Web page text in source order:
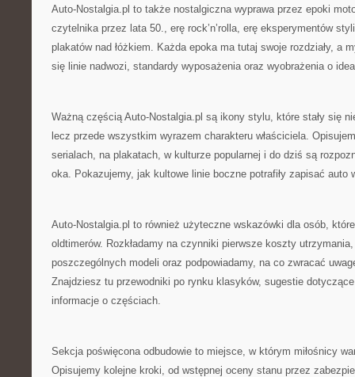
Auto-Nostalgia.pl to także nostalgiczna wyprawa przez epoki
czytelnika przez lata 50., erę rock’n’rolla, erę eksperymentów
plakatów nad łóżkiem. Każda epoka ma tutaj swoje rozdziały, a
się linie nadwozi, standardy wyposażenia oraz wyobrażenia o
Ważną częścią Auto-Nostalgia.pl są ikony stylu, które stały się
lecz przede wszystkim wyrazem charakteru właściciela.
serialach, na plakatach, w kulturze popularnej i do dziś są
oka. Pokazujemy, jak kultowe linie boczne potrafiły zapisać auto
Auto-Nostalgia.pl to również użyteczne wskazówki dla osób,
oldtimerów. Rozkładamy na czynniki pierwsze koszty
poszczególnych modeli oraz podpowiadamy, na co zwracać
Znajdziesz tu przewodniki po rynku klasyków, sugestie
informacje o częściach.
Sekcja poświęcona odbudowie to miejsce, w którym miłośnicy
Opisujemy kolejne kroki, od wstępnej oceny stanu przez